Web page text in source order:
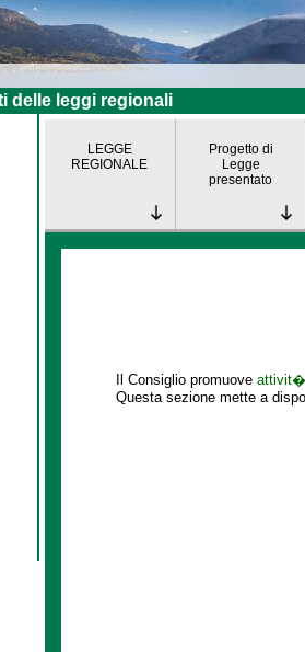
delle leggi regionali
LEGGE
REGIONALE
Progetto di
Legge
presentato
Il Consiglio promuove
Questa sezione mette a